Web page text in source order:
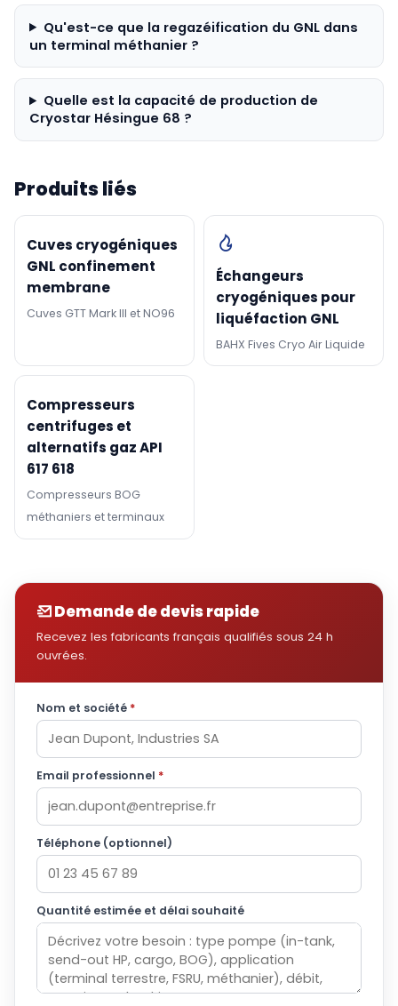
Qu'est-ce que la regazéification du GNL dans
un terminal méthanier ?
Quelle est la capacité de production de
Cryostar Hésingue 68 ?
Produits liés
Cuves cryogéniques
GNL confinement
membrane
Cuves GTT Mark III et NO96
Échangeurs
cryogéniques pour
liquéfaction GNL
BAHX Fives Cryo Air Liquide
Compresseurs
centrifuges et
alternatifs gaz API
617 618
Compresseurs BOG
méthaniers et terminaux
Demande de devis rapide
Recevez les fabricants français qualifiés sous 24 h
ouvrées.
Nom et société *
Email professionnel *
Téléphone (optionnel)
Quantité estimée et délai souhaité